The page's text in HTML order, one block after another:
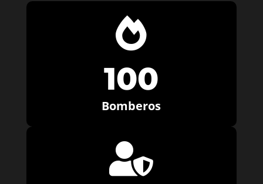

100
Bomberos
